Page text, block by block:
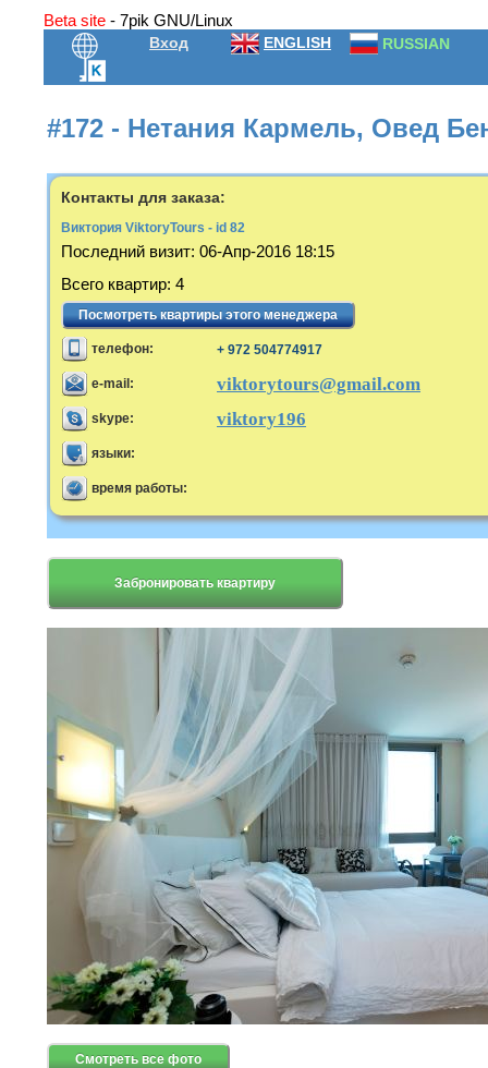
Beta site - 7pik GNU/Linux
Вход ENGLISH RUSSIAN
#172 - Нетания Кармель, Овед
Контакты для заказа:
Виктория ViktoryTours - id 82
Последний визит: 06-Апр-2016 18:15
Всего квартир: 4
Посмотреть квартиры этого менеджера
телефон: + 972 504774917
e-mail: viktorytours@gmail.com
skype: viktory196
языки:
время работы:
Забронировать квартиру
Смотреть все фото